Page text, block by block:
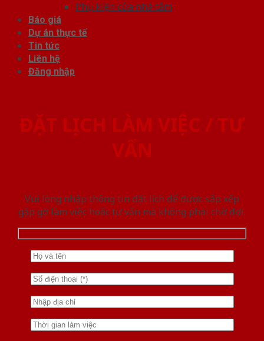
Phụ kiện cửa nhà tắm
Báo giá
Dự án thực tế
Tin tức
Liên hệ
Đăng nhập
ĐẶT LỊCH LÀM VIỆC / TƯ
VẤN
Vui lòng nhập thông tin đặt lịch để được sắp xếp
gặp gỡ làm việc hoăc tư vấn mà không phải chờ đợi.